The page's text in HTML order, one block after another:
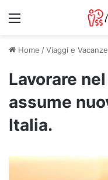
Menu
Home /Viaggi e Vacanze
Lavorare
assume
Italia.